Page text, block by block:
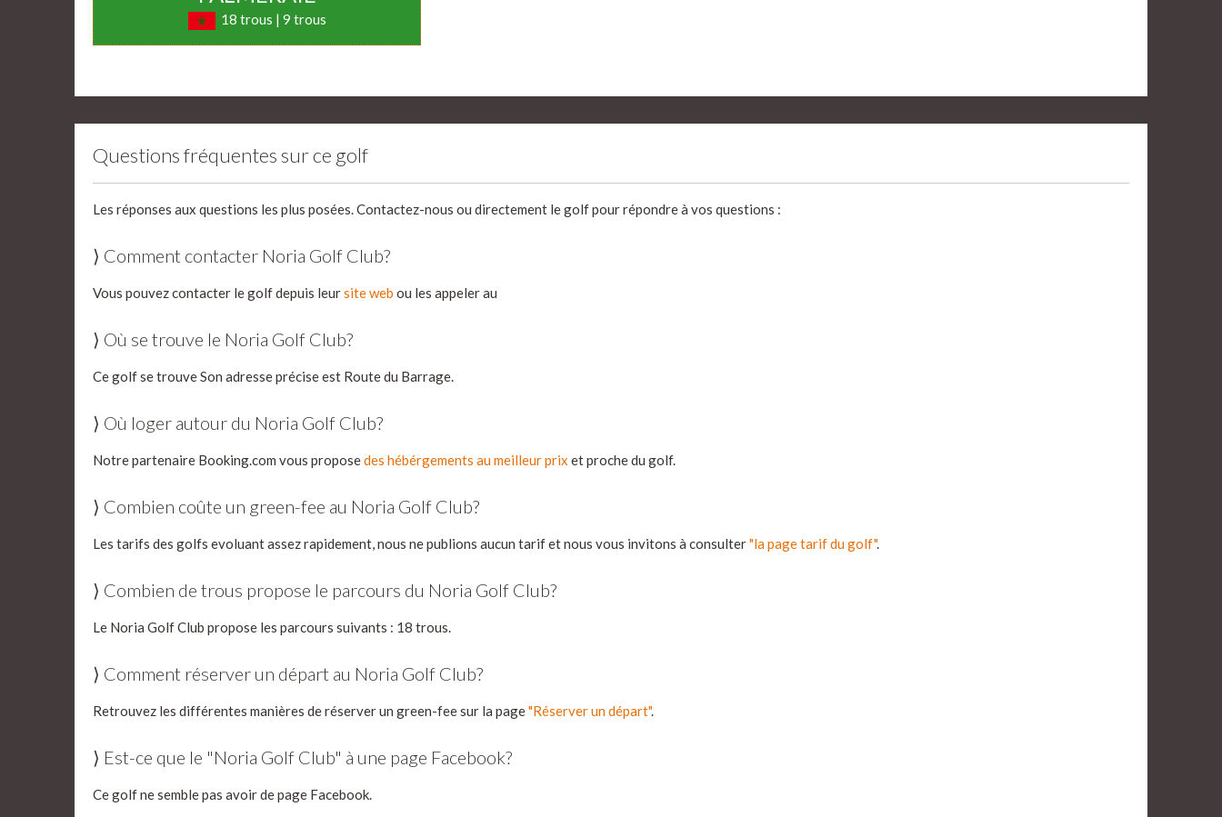
18 trous | 9 trous
Questions fréquentes sur ce golf
Les réponses aux questions les plus posées. Contactez-nous ou directement le golf pour répondre à vos questions :
⟩ Comment contacter Noria Golf Club?
Vous pouvez contacter le golf depuis leursite web ou les appeler au
⟩ Où se trouve le Noria Golf Club?
Ce golf se trouve Son adresse précise est Route du Barrage.
⟩ Où loger autour du Noria Golf Club?
Notre partenaire Booking.com vous proposedes hébérgements au meilleur prix et proche du golf.
⟩ Combien coûte un green-fee au Noria Golf Club?
Les tarifs des golfs evoluant assez rapidement, nous ne publions aucun tarif et nous vous invitons à consulter"la page tarif du golf".
⟩ Combien de trous propose le parcours du Noria Golf Club?
Le Noria Golf Club propose les parcours suivants : 18 trous.
⟩ Comment réserver un départ au Noria Golf Club?
Retrouvez les différentes manières de réserver un green-fee sur la page"Réserver un départ".
⟩ Est-ce que le "Noria Golf Club" à une page Facebook?
Ce golf ne semble pas avoir de page Facebook.